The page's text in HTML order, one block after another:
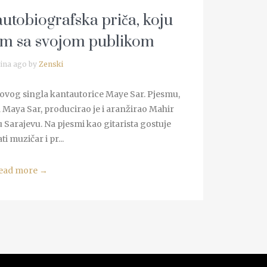
priča, koju
sa svojom publikom
ago by Zenski
singla kantautorice Maye Sar. Pjesmu,
Sar, producirao je i aranžirao Mahir
Na pjesmi kao gitarista gostuje
muzičar i pr...
more →